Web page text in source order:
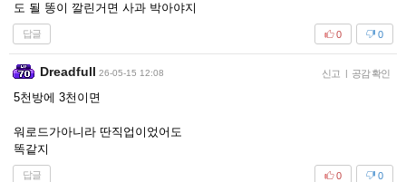
도 될 똥이 깔린거면 사과 박아야지
답글 0
0
Dreadfull 26-05-15 12:08 신고 | 공감 확인
5천방에 3천이면
워로드가아니라 딴직업이었어도
똑같지
답글 0
0